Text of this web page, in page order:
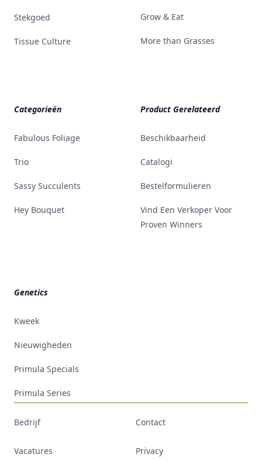
Stekgoed
Tissue Culture
Grow & Eat
More than Grasses
Categorieën
Fabulous Foliage
Trio
Sassy Succulents
Hey Bouquet
Product Gerelateerd
Beschikbaarheid
Catalogi
Bestelformulieren
Vind Een Verkoper Voor
Proven Winners
Genetics
Kweek
Nieuwigheden
Primula Specials
Primula Series
Footer
Bedrijf
Vacatures
Contact
Privacy